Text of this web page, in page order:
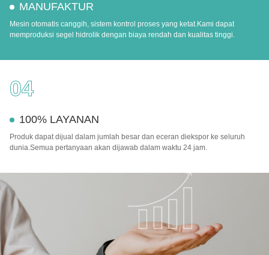
MANUFAKTUR
Mesin otomatis canggih, sistem kontrol proses yang ketat.Kami dapat
memproduksi segel hidrolik dengan biaya rendah dan kualitas tinggi.
04
100% LAYANAN
Produk dapat dijual dalam jumlah besar dan eceran diekspor ke seluruh
dunia.Semua pertanyaan akan dijawab dalam waktu 24 jam.